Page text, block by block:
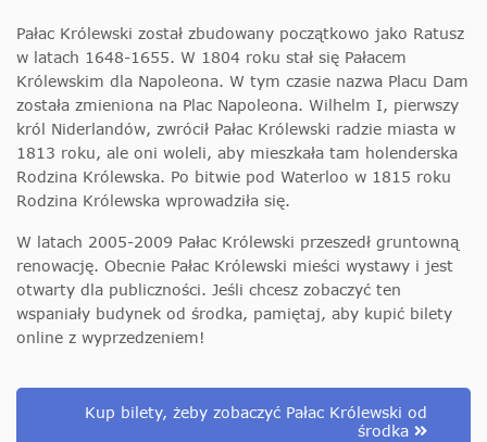
Pałac Królewski został zbudowany początkowo jako Ratusz
w latach 1648-1655. W 1804 roku stał się Pałacem
Królewskim dla Napoleona. W tym czasie nazwa Placu Dam
została zmieniona na Plac Napoleona. Wilhelm I, pierwszy
król Niderlandów, zwrócił Pałac Królewski radzie miasta w
1813 roku, ale oni woleli, aby mieszkała tam holenderska
Rodzina Królewska. Po bitwie pod Waterloo w 1815 roku
Rodzina Królewska wprowadziła się.
W latach 2005-2009 Pałac Królewski przeszedł gruntowną
renowację. Obecnie Pałac Królewski mieści wystawy i jest
otwarty dla publiczności. Jeśli chcesz zobaczyć ten
wspaniały budynek od środka, pamiętaj, aby kupić bilety
online z wyprzedzeniem!
Kup bilety, żeby zobaczyć Pałac Królewski od
środka